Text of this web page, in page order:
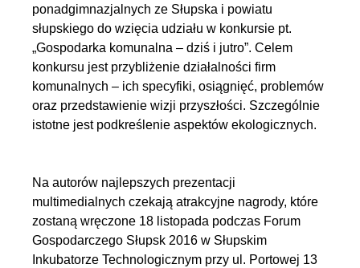
ponadgimnazjalnych ze Słupska i powiatu
słupskiego do wzięcia udziału w konkursie pt.
„Gospodarka komunalna – dziś i jutro”. Celem
konkursu jest przybliżenie działalności firm
komunalnych – ich specyfiki, osiągnięć, problemów
oraz przedstawienie wizji przyszłości. Szczególnie
istotne jest podkreślenie aspektów ekologicznych.
Na autorów najlepszych prezentacji
multimedialnych czekają atrakcyjne nagrody, które
zostaną wręczone 18 listopada podczas Forum
Gospodarczego Słupsk 2016 w Słupskim
Inkubatorze Technologicznym przy ul. Portowej 13